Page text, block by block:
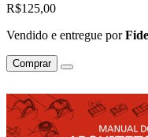
R$125,00
Vendido e entregue por
Comprar